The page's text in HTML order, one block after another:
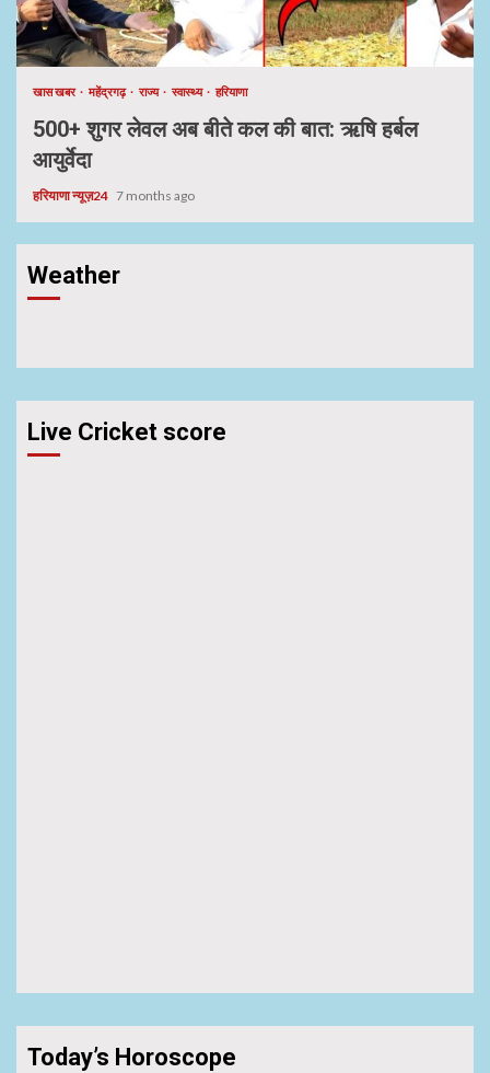
खास खबर महेंद्रगढ़ राज्य स्वास्थ्य हरियाणा
500+ शुगर लेवल अब बीते कल की बात: ऋषि हर्बल
आयुर्वेदा
हरियाणा न्यूज़24 7 months ago
Weather
Live Cricket score
Today’s Horoscope